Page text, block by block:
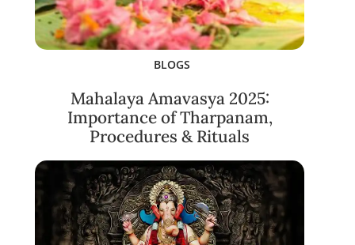
BLOGS
Mahalaya Amavasya 2025:
Importance of Tharpanam,
Procedures & Rituals